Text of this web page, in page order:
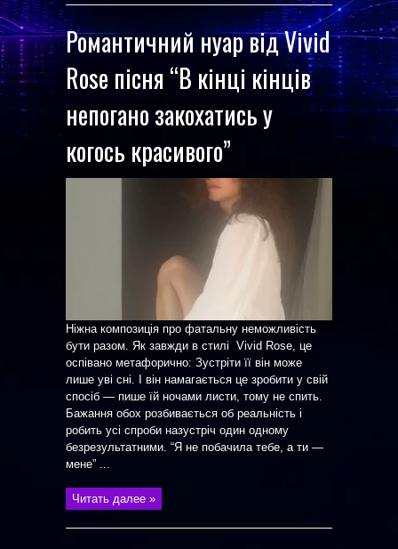
Романтичний нуар від Vivid
Rose пісня “В кінці кінців
непогано закохатись у
когось красивого”
Ніжна композиція про фатальну неможливість
бути разом. Як завжди в стилі Vivid Rose, це
оспівано метафорично: Зустріти її він може
лише уві сні. І він намагається це зробити у свій
спосіб — пише їй ночами листи, тому не спить.
Бажання обох розбивається об реальність і
робить усі спроби назустріч один одному
безрезультатними. “Я не побачила тебе, а ти —
мене” ...
Читать далее »